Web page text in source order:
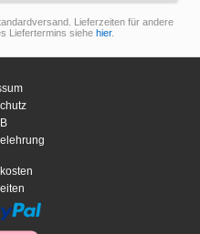
Lieferzeiten für andere
Liefertermins siehe hier.